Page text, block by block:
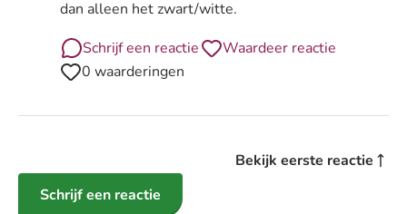
dan alleen het zwart/witte.
Schrijf een reactie
Waardeer reactie
0 waarderingen
Bekijk eerste reactie
Schrijf een reactie